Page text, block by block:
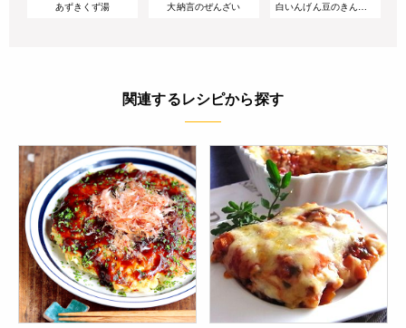
あずきくず湯 大納言のぜんざい 白いんげん豆のきんとん
関連するレシピから探す